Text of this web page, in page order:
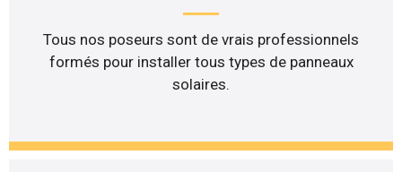
Tous nos poseurs sont de vrais professionnels
formés pour installer tous types de panneaux
solaires.